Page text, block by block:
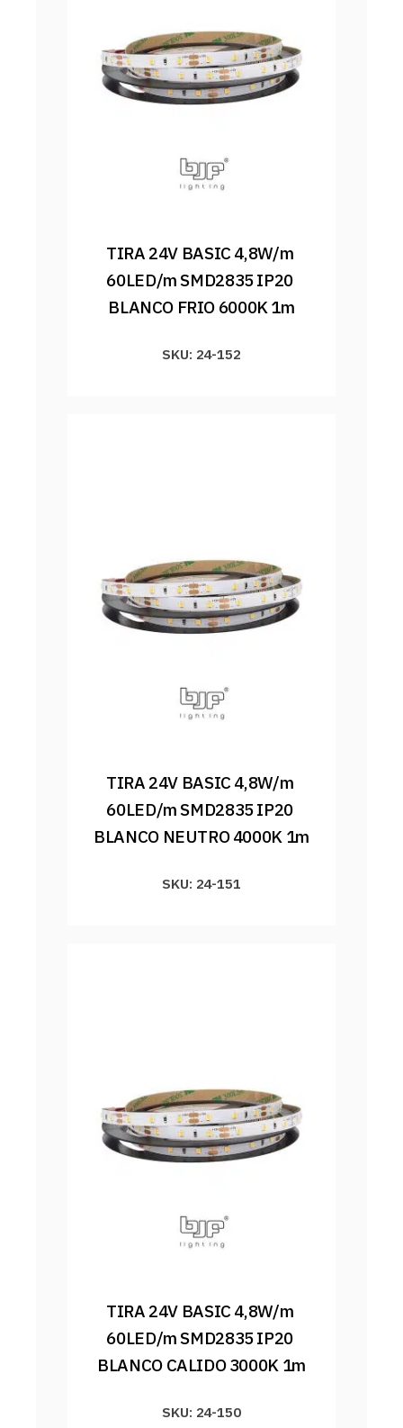
TIRA 24V BASIC 4,8W/m
60LED/m SMD2835 IP20
BLANCO FRIO 6000K 1m
SKU: 24-152
TIRA 24V BASIC 4,8W/m
60LED/m SMD2835 IP20
BLANCO NEUTRO 4000K 1m
SKU: 24-151
TIRA 24V BASIC 4,8W/m
60LED/m SMD2835 IP20
BLANCO CALIDO 3000K 1m
SKU: 24-150